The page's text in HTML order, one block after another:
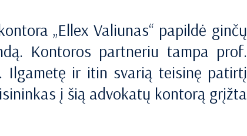
„Ellex Valiunas“ papildė ginčų
Kontoros partneriu tampa prof.
Ilgametę ir itin svarią teisinę patirtį
į šią advokatų kontorą grįžta